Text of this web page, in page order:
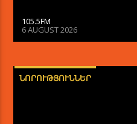
105.5FM
6 AUGUST 2026
ՆՈՐՈՒԹՅՈՒՆՆԵՐ